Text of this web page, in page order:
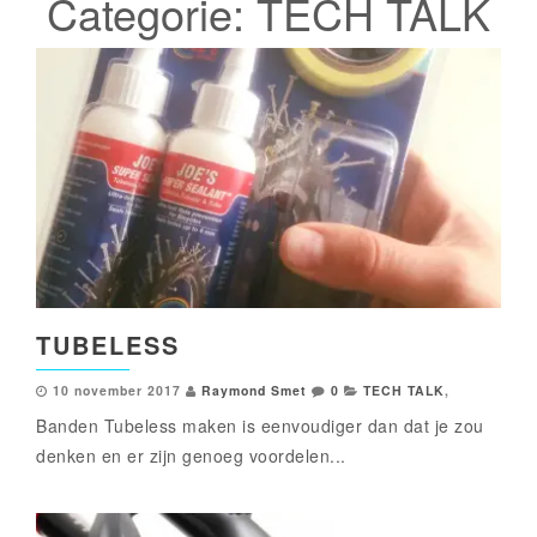
Categorie: TECH TALK
TUBELESS
10 november 2017 Raymond Smet 0 TECH TALK,
Banden Tubeless maken is eenvoudiger dan dat je zou
denken en er zijn genoeg voordelen...